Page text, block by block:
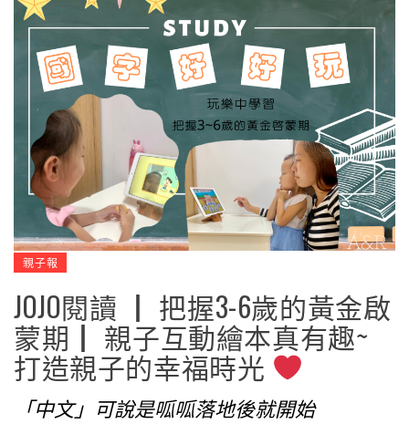
親子報
JOJO閱讀 ┃ 把握3-6歲的黃金啟
蒙期┃ 親子互動繪本真有趣~
打造親子的幸福時光
「中文」可說是呱呱落地後就開始